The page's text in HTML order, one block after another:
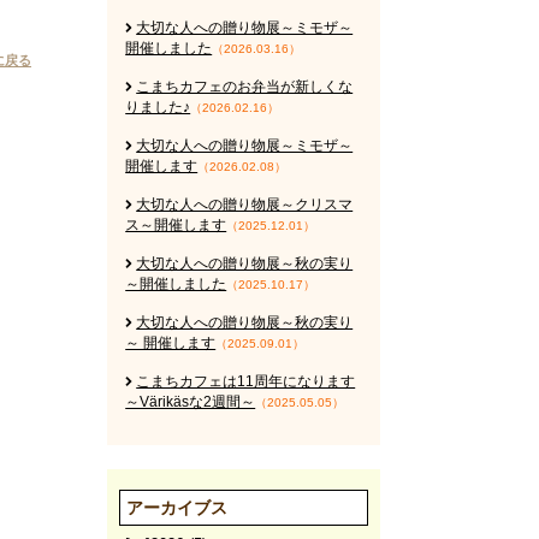
る
大切な人への贈り物展～ミモザ～
開催しました
（2026.03.16）
こまちカフェのお弁当が新しくな
りました♪
（2026.02.16）
大切な人への贈り物展～ミモザ～
開催します （2026.02.08）
大切な人への贈り物展～クリスマ
ス～開催します （2025.12.01）
大切な人への贈り物展～秋の実り
～開催しました
（2025.10.17）
大切な人への贈り物展～秋の実り
～ 開催します （2025.09.01）
こまちカフェは11周年になります
～Värikäsな2週間～
（2025.05.05）
アーカイブス